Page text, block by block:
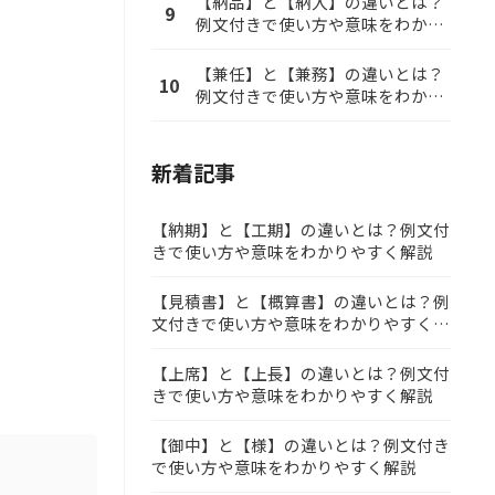
9
例文付きで使い方や意味をわかり
10
【兼任】と【兼務】の違いとは？
例文付きで使い方や意味をわかり
新着記事
【納期】と【工期】の違いとは？例文付
きで使い方や意味をわかりやすく解説
【見積書】と【概算書】の違いとは？例
文付きで使い方や意味をわかりやすく解
【上席】と【上長】の違いとは？例文付
きで使い方や意味をわかりやすく解説
【御中】と【様】の違いとは？例文付き
で使い方や意味をわかりやすく解説